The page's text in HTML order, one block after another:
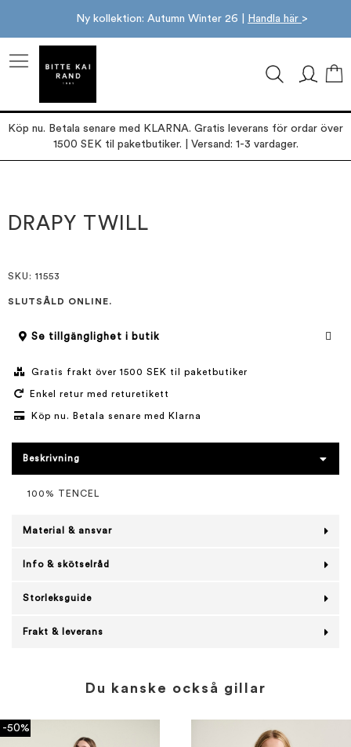
Ny kollektion: Autumn Winter 26 | Handla här >
Köp nu. Betala senare med KLARNA. Gratis leverans för ordar över
1500 SEK til paketbutiker. | Versand: 1-3 vardager.
slutet
av
början
av
DRAPY TWILL
SKU : 11553
SLUTSÅLD ONLINE.
Se tillgänglighet i butik
Gratis frakt över 1500 SEK til paketbutiker
Enkel retur med returetikett
Köp nu. Betala senare med Klarna
Beskrivning
100% TENCEL
Material & ansvar
Info & skötselråd
Storleksguide
Frakt & leverans
Du kanske också gillar
-50%